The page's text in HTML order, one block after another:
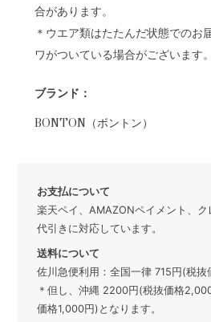
合があります。
＊ウエア類はたたんだ状態でのお
ワがついている場合がございます。
ブランド：
BONTON（ボントン）
お支払について
楽天ペイ、AMAZONペイメント、ク
代引きに対応しています。
送料について
佐川急便利用：全国一律 715円(税
＊但し、沖縄 2200円(税抜価格
価格1,000円)となります。